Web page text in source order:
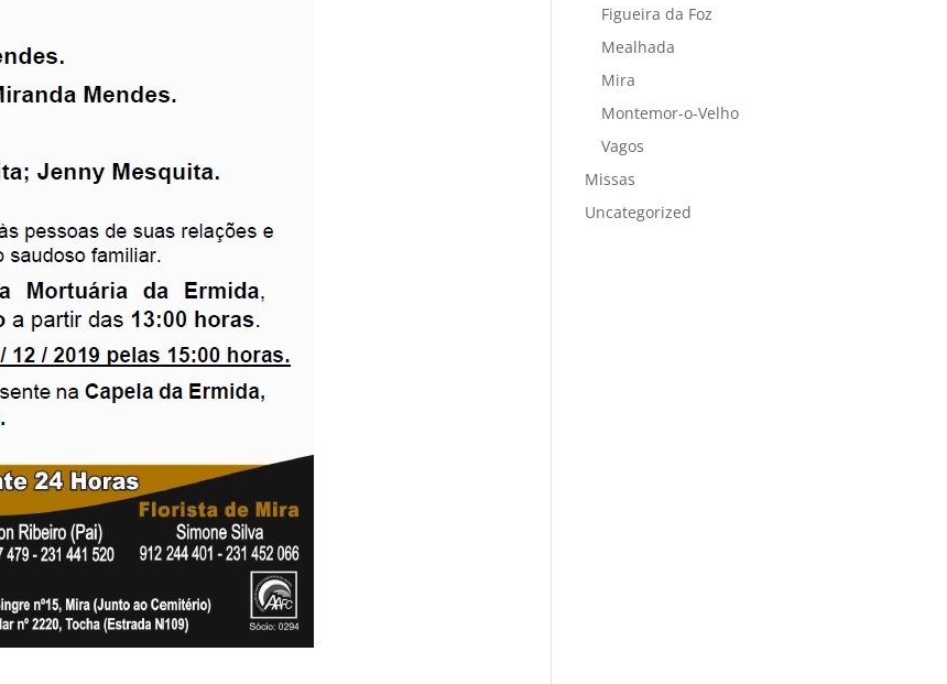
Figueira da Foz
Mealhada
Mira
Montemor-o-Velho
Vagos
Missas
Uncategorized